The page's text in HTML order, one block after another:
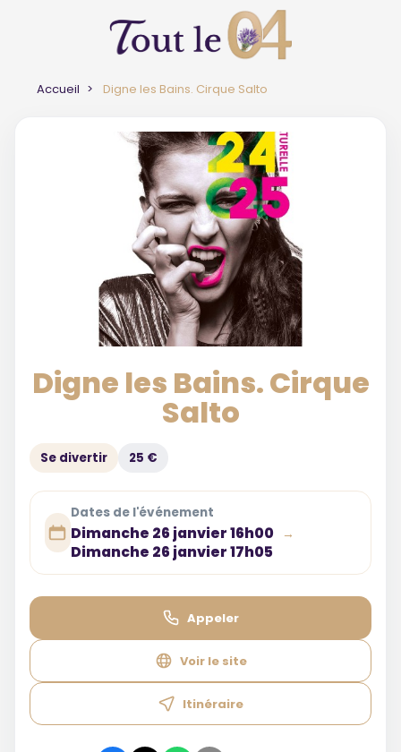
Accueil Digne les Bains. Cirque Salto
Digne les Bains. Cirque
Salto
Se divertir 25 €
Dates de l'événement
Dimanche 26 janvier 16h00 →
Dimanche 26 janvier 17h05
Appeler
Voir le site
Itinéraire